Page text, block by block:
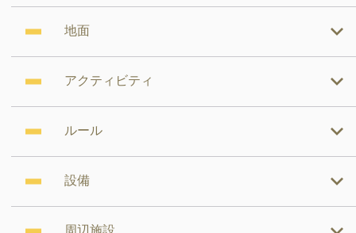
地面
アクティビティ
ルール
設備
周辺施設